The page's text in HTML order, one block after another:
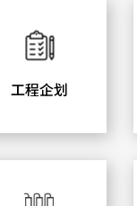
工程企划